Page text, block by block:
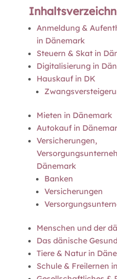
Anmeldung &
in Dänemark
Steuern & Skat in
Digitalisierung in
Hauskauf in DK
Mieten in Dänemark
Autokauf in
Versicherungen,
Dänemark
Banken
Versicherungen
Menschen und der
Das dänische
Tiere & Natur in
Schule & Freilernen